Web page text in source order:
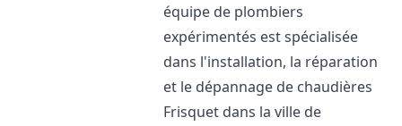
équipe de plombiers
expérimentés est spécialisée
dans l'installation, la réparation
et le dépannage de chaudières
Frisquet dans la ville de